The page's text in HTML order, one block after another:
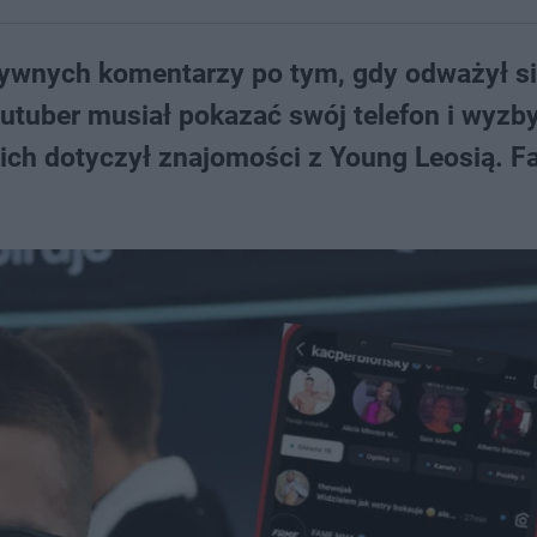
komentarzy po tym, gdy odważył
musiał pokazać swój telefon i
dotyczył znajomości z Young Leosią.